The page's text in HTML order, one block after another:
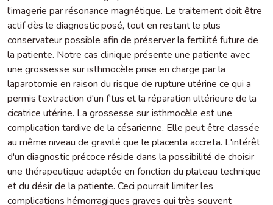
l'imagerie par résonance magnétique. Le traitement doit être
actif dès le diagnostic posé, tout en restant le plus
conservateur possible afin de préserver la fertilité future de
la patiente. Notre cas clinique présente une patiente avec
une grossesse sur isthmocèle prise en charge par la
laparotomie en raison du risque de rupture utérine ce qui a
permis l'extraction d'un f'tus et la réparation ultérieure de la
cicatrice utérine. La grossesse sur isthmocèle est une
complication tardive de la césarienne. Elle peut être classée
au même niveau de gravité que le placenta accreta. L'intérêt
d'un diagnostic précoce réside dans la possibilité de choisir
une thérapeutique adaptée en fonction du plateau technique
et du désir de la patiente. Ceci pourrait limiter les
complications hémorragiques graves qui très souvent